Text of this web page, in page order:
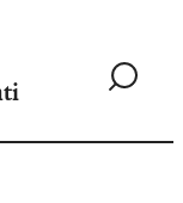
Siirry